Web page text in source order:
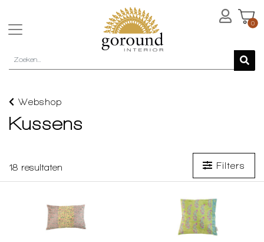
0
Webshop
Kussens
18 resultaten Filters